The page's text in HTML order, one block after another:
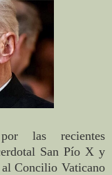
las recientes
San Pío X y
Concilio Vaticano